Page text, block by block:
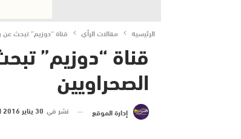
الرئيسية مقالات الرأي قناة “دوزيم” تبحث
قناة “دوزيم”
الصحراويين
إدارة الموقع نشر في 30 يناير 2016 الساعة 7 و 34 دقيقة